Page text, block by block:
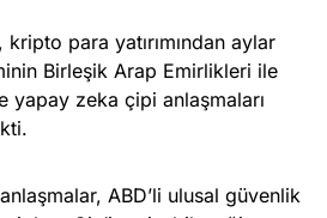
para yatırımından aylar
Birleşik Arap Emirlikleri ile
yapay zeka çipi anlaşmaları
ABD’li ulusal güvenlik